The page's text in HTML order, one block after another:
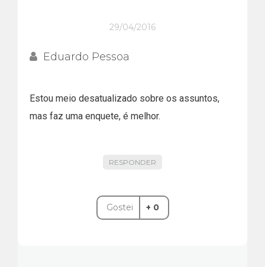
29/04/2016
Eduardo Pessoa
Estou meio desatualizado sobre os assuntos,
mas faz uma enquete, é melhor.
RESPONDER
Gostei + 0